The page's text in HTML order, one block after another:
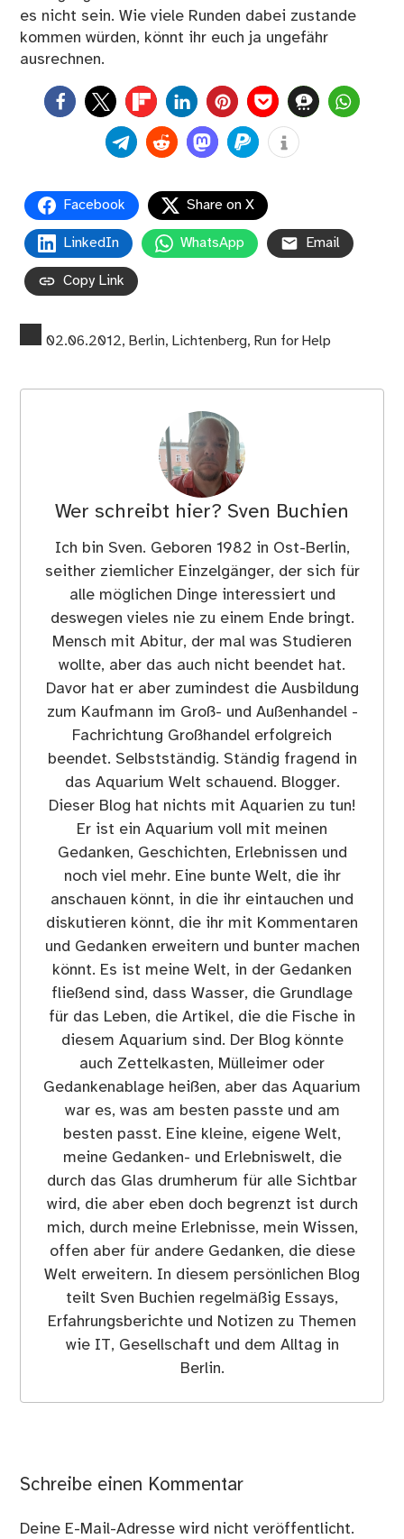
es nicht sein. Wie viele Runden dabei zustande
kommen würden, könnt ihr euch ja ungefähr
ausrechnen.
0
Facebook Share on X
LinkedIn WhatsApp Email
Copy Link
02.06.2012, Berlin, Lichtenberg, Run for Help
Wer schreibt hier? Sven Buchien
Ich bin Sven. Geboren 1982 in Ost-Berlin,
seither ziemlicher Einzelgänger, der sich für
alle möglichen Dinge interessiert und
deswegen vieles nie zu einem Ende bringt.
Mensch mit Abitur, der mal was Studieren
wollte, aber das auch nicht beendet hat.
Davor hat er aber zumindest die Ausbildung
zum Kaufmann im Groß- und Außenhandel -
Fachrichtung Großhandel erfolgreich
beendet. Selbstständig. Ständig fragend in
das Aquarium Welt schauend. Blogger.
Dieser Blog hat nichts mit Aquarien zu tun!
Er ist ein Aquarium voll mit meinen
Gedanken, Geschichten, Erlebnissen und
noch viel mehr. Eine bunte Welt, die ihr
anschauen könnt, in die ihr eintauchen und
diskutieren könnt, die ihr mit Kommentaren
und Gedanken erweitern und bunter machen
könnt. Es ist meine Welt, in der Gedanken
fließend sind, dass Wasser, die Grundlage
für das Leben, die Artikel, die die Fische in
diesem Aquarium sind. Der Blog könnte
auch Zettelkasten, Mülleimer oder
Gedankenablage heißen, aber das Aquarium
war es, was am besten passte und am
besten passt. Eine kleine, eigene Welt,
meine Gedanken- und Erlebniswelt, die
durch das Glas drumherum für alle Sichtbar
wird, die aber eben doch begrenzt ist durch
mich, durch meine Erlebnisse, mein Wissen,
offen aber für andere Gedanken, die diese
Welt erweitern. In diesem persönlichen Blog
teilt Sven Buchien regelmäßig Essays,
Erfahrungsberichte und Notizen zu Themen
wie IT, Gesellschaft und dem Alltag in
Berlin.
Schreibe einen Kommentar
Deine E-Mail-Adresse wird nicht veröffentlicht.